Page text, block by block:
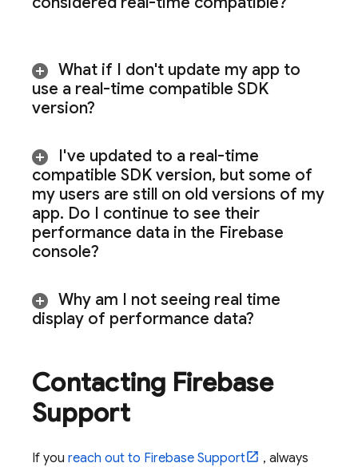
What if I don't update my app to
use a real-time compatible SDK
version?
I've updated to a real-time
compatible SDK version, but some of
my users are still on old versions of my
app. Do I continue to see their
performance data in the Firebase
console?
Why am I not seeing real time
display of performance data?
Contacting Firebase
Support
If you reach out to Firebase Support
, always